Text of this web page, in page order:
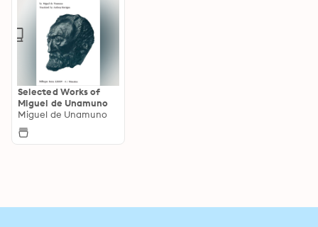
Selected Works of
Miguel de Unamuno
Miguel de Unamuno